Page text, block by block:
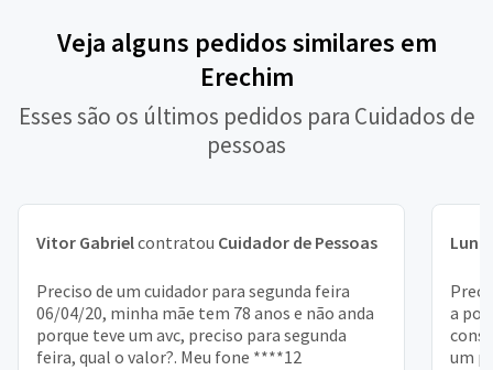
Veja alguns pedidos similares em
Erechim
Esses são os últimos pedidos para Cuidados de
pessoas
Vitor Gabrielcontratou Cuidador de Pessoas
Preciso de um cuidador para segunda feira
06/04/20, minha mãe tem 78 anos e não anda
porque teve um avc, preciso para segunda
feira, qual o valor?. Meu fone ****12
Luna
a
um